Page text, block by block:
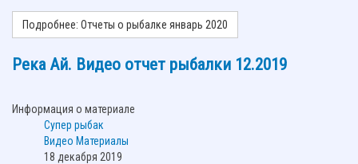
Подробнее: Отчеты о рыбалке январь 2020
Река Ай. Видео отчет рыбалки 12.2019
Информация о материале
Супер рыбак
Видео Материалы
18 декабря 2019